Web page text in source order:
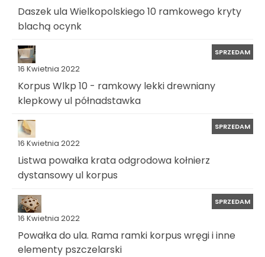
Daszek ula Wielkopolskiego 10 ramkowego kryty
blachą ocynk
16 Kwietnia 2022
SPRZEDAM
Korpus Wlkp 10 - ramkowy lekki drewniany
klepkowy ul półnadstawka
16 Kwietnia 2022
SPRZEDAM
Listwa powałka krata odgrodowa kołnierz
dystansowy ul korpus
16 Kwietnia 2022
SPRZEDAM
Powałka do ula. Rama ramki korpus wręgi i inne
elementy pszczelarski